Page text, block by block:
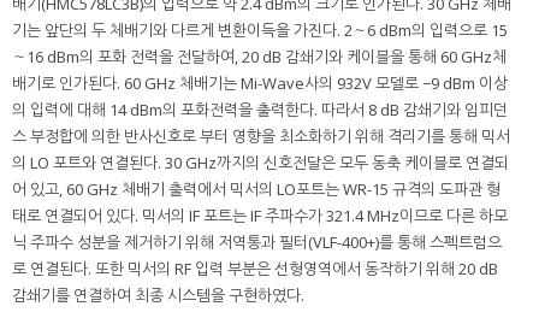
기는 앞단의 두 체배기와 다르게 변환이득을 가진다. 2～6 dBm의 입력으로 15
～16 dBm의 포화 전력을 전달하여, 20 dB 감쇄기와 케이블을 통해 60 GHz체
배기로 인가된다. 60 GHz 체배기는 Mi-Wave사의 932V 모델로 −9 dBm 이상
의 입력에 대해 14 dBm의 포화전력을 출력한다. 따라서 8 dB 감쇄기와 임피던
스 부정합에 의한 반사신호로 부터 영향을 최소화하기 위해 격리기를 통해 믹서
의 LO 포트와 연결된다. 30 GHz까지의 신호전달은 모두 동축 케이블로 연결되
어 있고, 60 GHz 체배기 출력에서 믹서의 LO포트는 WR-15 규격의 도파관 형
태로 연결되어 있다. 믹서의 IF 포트는 IF 주파수가 321.4 MHz이므로 다른 하모
닉 주파수 성분을 제거하기 위해 저역통과 필터(VLF-400+)를 통해 스펙트럼으
로 연결된다. 또한 믹서의 RF 입력 부분은 선형영역에서 동작하기 위해 20 dB
감쇄기를 연결하여 최종 시스템을 구현하였다.